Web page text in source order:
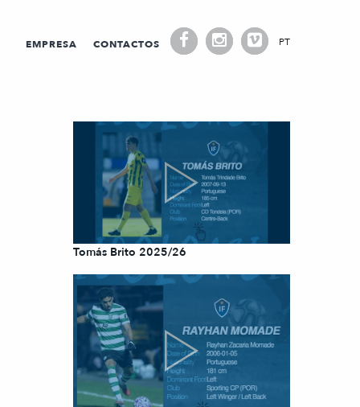
EMPRESA CONTACTOS PT
Tomás Brito 2025/26